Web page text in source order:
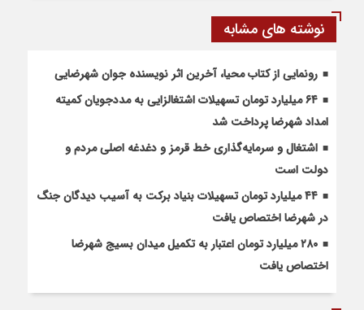
نوشته های مشابه
رونمایی از کتاب محیا، آخرین اثر نویسنده جوان شهرضایی
۶۴ میلیارد تومان تسهیلات اشتغالزایی به مددجویان کمیته
امداد شهرضا پرداخت شد
اشتغال و سرمایه‌گذاری خط قرمز و دغدغه اصلی مردم و
دولت است
۴۴ میلیارد تومان تسهیلات بنیاد برکت به آسیب دیدگان جنگ
در شهرضا اختصاص یافت
۲۸۰ میلیارد تومان اعتبار به تکمیل میدان بسیج شهرضا
اختصاص یافت